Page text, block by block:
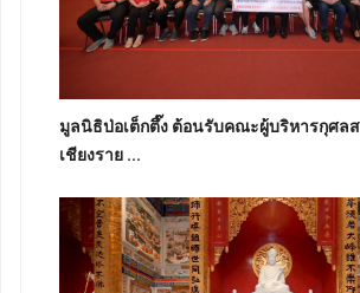
มูลนิธิป่อเต็กตึ๊ง ต้อนรับคณะผู้บริหารกุศลส
เชียงราย ...